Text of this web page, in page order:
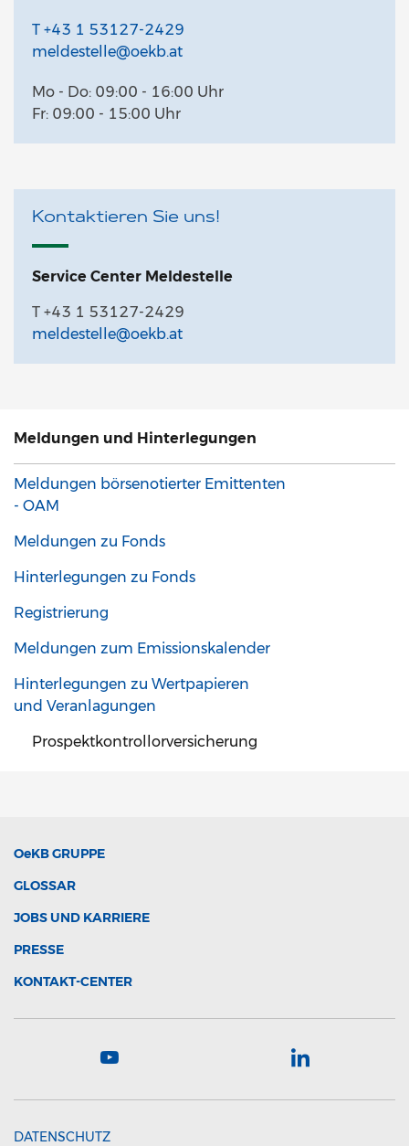
T +43 1 53127-2429
meldestelle@oekb.at
Mo - Do: 09:00 - 16:00 Uhr
Fr: 09:00 - 15:00 Uhr
Kontaktieren Sie uns!
Service Center Meldestelle
T +43 1 53127-2429
meldestelle@oekb.at
Meldungen und Hinterlegungen
Meldungen börsenotierter Emittenten
- OAM
Meldungen zu Fonds
Hinterlegungen zu Fonds
Registrierung
Meldungen zum Emissionskalender
Hinterlegungen zu Wertpapieren
und Veranlagungen
Prospektkontrollorversicherung
OeKBGRUPPE
GLOSSAR
JOBS UND KARRIERE
PRESSE
KONTAKT-CENTER
DATENSCHUTZ